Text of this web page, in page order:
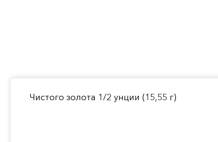
Чистого золота 1/2 унции (15,55 г)